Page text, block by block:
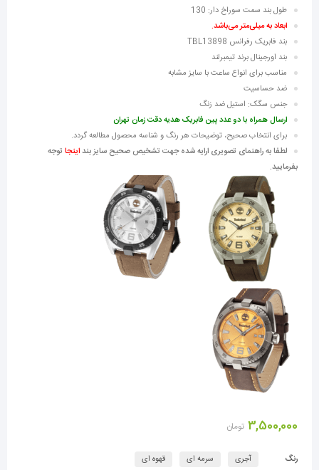
طول بند سمت سوراخ دار: 130
ابعاد به میلی‌متر می‌باشد.
بند فابریک رفرانس TBL13898
بند اورجینال برند تیمبرلند
مناسب برای انواع ساعت با سایز مشابه
ضد حساسیت
جنس سگک: استیل ضد زنگ
ارسال همراه با دو عدد پین فابریک هدیه دقت زمان تهران
برای انتخاب صحیح، توضیحات هر رنگ و شناسه محصول مطالعه گردد.
لطفا به راهنمای تصویری ارایه شده جهت تشخیص صحیح سایز بنداینجا توجه
بفرمایید.
3,500,000 تومان
رنگ آجری سرمه ای قهوه ای